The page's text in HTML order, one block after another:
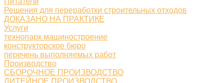
Решения для переработки строительных отходов
ДОКАЗАНО НА ПРАКТИКЕ
Услуги
технопарк машиностроение
конструкторское бюро
перечень выполняемых работ
Производство
СБОРОЧНОЕ ПРОИЗВОДСТВО
ЛИТЕЙНОЕ ПРОИЗВОДСТВО